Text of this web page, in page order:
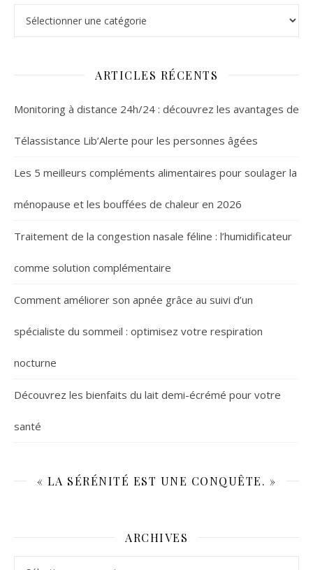
ARTICLES RÉCENTS
Monitoring à distance 24h/24 : découvrez les avantages de
Télassistance Lib’Alerte pour les personnes âgées
Les 5 meilleurs compléments alimentaires pour soulager la
ménopause et les bouffées de chaleur en 2026
Traitement de la congestion nasale féline : l’humidificateur
comme solution complémentaire
Comment améliorer son apnée grâce au suivi d’un
spécialiste du sommeil : optimisez votre respiration
nocturne
Découvrez les bienfaits du lait demi-écrémé pour votre
santé
« LA SÉRÉNITÉ EST UNE CONQUÊTE. »
ARCHIVES